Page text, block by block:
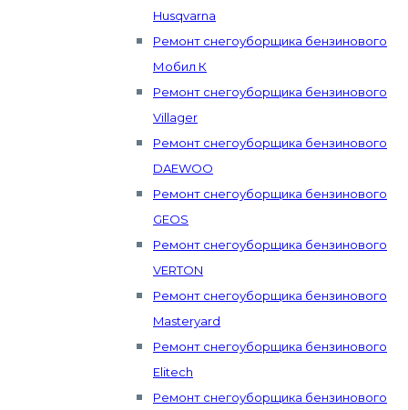
Husqvarna
Ремонт снегоуборщика бензинового
Мобил К
Ремонт снегоуборщика бензинового
Villager
Ремонт снегоуборщика бензинового
DAEWOO
Ремонт снегоуборщика бензинового
GEOS
Ремонт снегоуборщика бензинового
VERTON
Ремонт снегоуборщика бензинового
Masteryard
Ремонт снегоуборщика бензинового
Elitech
Ремонт снегоуборщика бензинового